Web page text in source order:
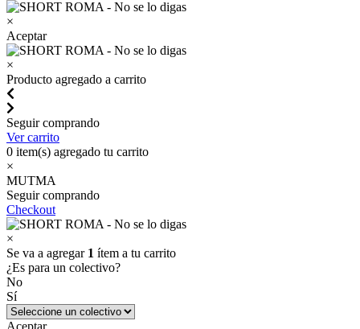
×
Aceptar
×
Producto agregado a carrito
Seguir comprando
Ver carrito
0 item(s) agregado tu carrito
×
MUTMA
Seguir comprando
Checkout
×
Se va a agregar 1 ítem a tu carrito
¿Es para un colectivo?
No
Sí
Aceptar